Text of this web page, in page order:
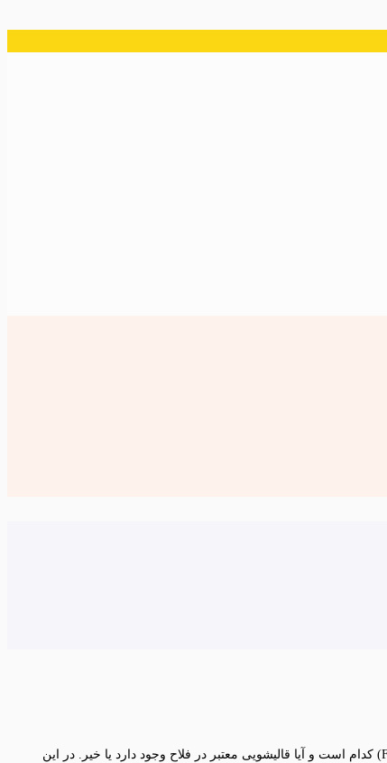
فلاح یکی از محله‌های معروف در جنوب تهران می‌باشد که از دغدغه‌های اصلی ساکنین منطقه ۱۷ تهران این است که بهترین قالیشویی فلاح (Falah carpet washer) کدام است و آیا قالیشویی معتبر در فلاح وجود دارد یا خیر. در این